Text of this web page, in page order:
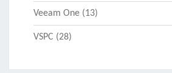
Veeam One (13)
VSPC (28)